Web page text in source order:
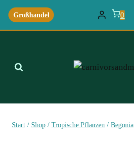
Zum
Inhalt
springen
Großhandel 0
Start / Shop / Tropische Pflanzen / Begonia